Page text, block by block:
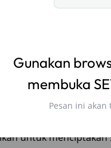
Gunakan
membuka
Pesan ini
kenyamanan
premium.
dan fitur pemanas.
navigasi dan
untuk menciptakan